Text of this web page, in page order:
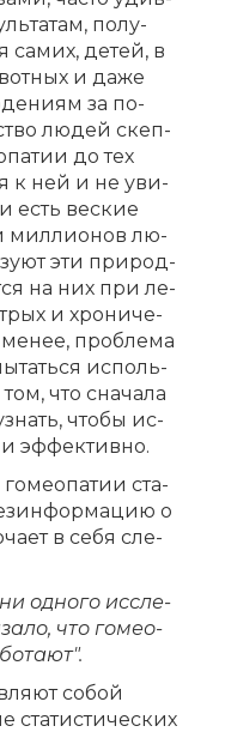
по­лу­
де­тей, в
и да­же
за по­
лю­дей скеп­
до тех
к ней и не уви­
есть вес­кие
мил­ли­о­нов лю­
эти при­род­
на них при ле­
и хро­ни­че­
про­бле­ма
ис­поль­
что сна­ча­ла
что­бы ис­
эф­фек­тив­но.
ста­
о
в се­бя сле­
од­но­го ис­сле­
что го­мео­
со­бой
ста­ти­сти­че­ских